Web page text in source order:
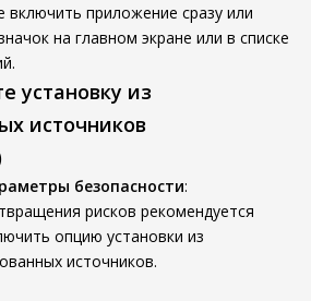
приложение сразу или
на главном экране или в списке
установку из
источников
безопасности:
рисков рекомендуется
опцию установки из
источников.